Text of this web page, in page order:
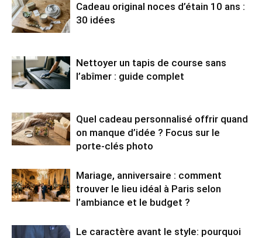
Cadeau original noces d’étain 10 ans :
30 idées
Nettoyer un tapis de course sans
l’abîmer : guide complet
Quel cadeau personnalisé offrir quand
on manque d’idée ? Focus sur le
porte-clés photo
Mariage, anniversaire : comment
trouver le lieu idéal à Paris selon
l’ambiance et le budget ?
Le caractère avant le style: pourquoi